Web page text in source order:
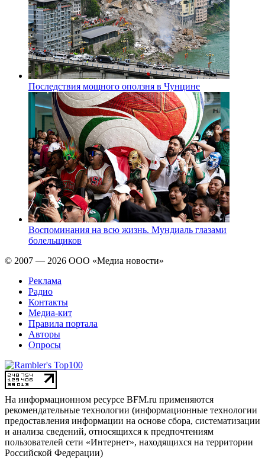
Последствия мощного оползня в Чунцине
Воспоминания на всю жизнь. Мундиаль глазами
болельщиков
© 2007 — 2026 ООО «Медиа новости»
Реклама
Радио
Контакты
Медиа-кит
Правила портала
Авторы
Опросы
На информационном ресурсе BFM.ru применяются
рекомендательные технологии (информационные технологии
предоставления информации на основе сбора, систематизации
и анализа сведений, относящихся к предпочтениям
пользователей сети «Интернет», находящихся на территории
Российской Федерации)